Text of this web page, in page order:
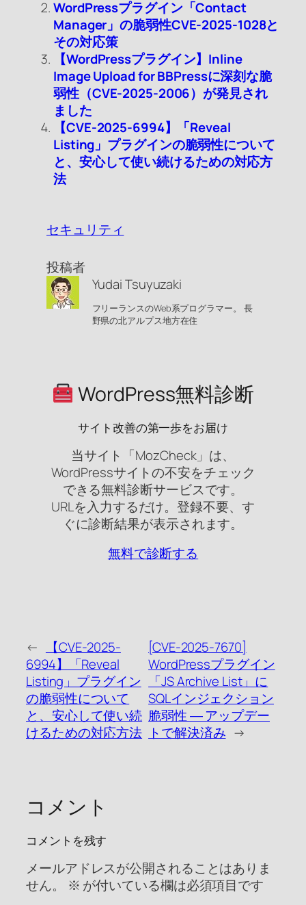
WordPressプラグイン「Contact
Manager」の脆弱性CVE-2025-1028と
その対応策
【WordPressプラグイン】Inline
Image Upload for BBPressに深刻な脆
弱性（CVE-2025-2006）が発見され
ました
【CVE-2025-6994】「Reveal
Listing」プラグインの脆弱性について
と、安心して使い続けるための対応方
法
セキュリティ
投稿者
Yudai Tsuyuzaki
フリーランスのWeb系プログラマー。 長
野県の北アルプス地方在住
WordPress無料診断
サイト改善の第一歩をお届け
当サイト「MozCheck」は、
WordPressサイトの不安をチェック
できる無料診断サービスです。
URLを入力するだけ。登録不要、す
ぐに診断結果が表示されます。
無料で診断する
←
【CVE-2025-
6994】「Reveal
Listing」プラグイン
の脆弱性について
と、安心して使い続
けるための対応方法
[CVE-2025-7670]
WordPressプラグイン
「JS Archive List」に
SQLインジェクション
脆弱性 ― アップデー
トで解決済み →
コメント
コメントを残す
メールアドレスが公開されることはありま
せん。
※ が付いている欄は必須項目です